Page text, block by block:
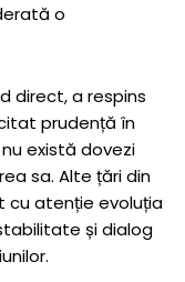
o
direct, a respins
prudență în
există dovezi
sa. Alte țări din
cu atenție evoluția
și dialog